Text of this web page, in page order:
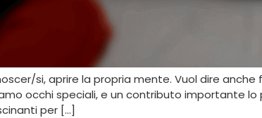
si, aprire la propria mente. Vuol dire
occhi speciali, e un contributo importante lo
per […]